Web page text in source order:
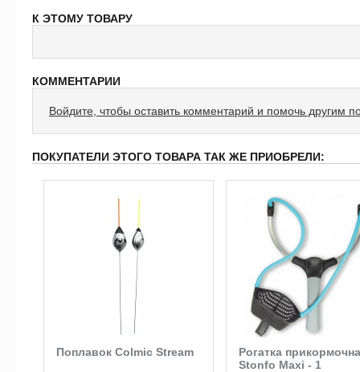
К ЭТОМУ ТОВАРУ
КОММЕНТАРИИ
Войдите, чтобы оставить комментарий и помочь другим
ПОКУПАТЕЛИ ЭТОГО ТОВАРА ТАК ЖЕ ПРИОБРЕЛИ:
Поплавок Colmic Stream
Рогатка
Stonfo Maxi - 1